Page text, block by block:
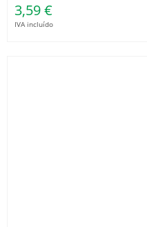
3,59 €
IVA incluído